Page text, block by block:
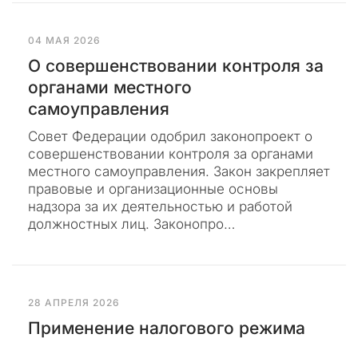
04 МАЯ 2026
О совершенствовании контроля за
органами местного
самоуправления
Совет Федерации одобрил законопроект о
совершенствовании контроля за органами
местного самоуправления. Закон закрепляет
правовые и организационные основы
надзора за их деятельностью и работой
должностных лиц. Законопро…
28 АПРЕЛЯ 2026
Применение налогового режима
и
л
а
н
м
е
р
н
ы
м
е